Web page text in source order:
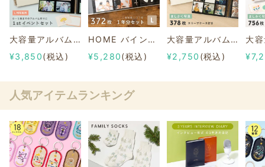
大容量アルバム 【1stイベントセット】 L判写真用
¥3,850(税込)
HOME バインダーアルバム〈L〉１年分セット
¥5,280(税込)
大容量アルバム 【ましかく写真用】
¥2,750 (税込)
人気アイテムランキング